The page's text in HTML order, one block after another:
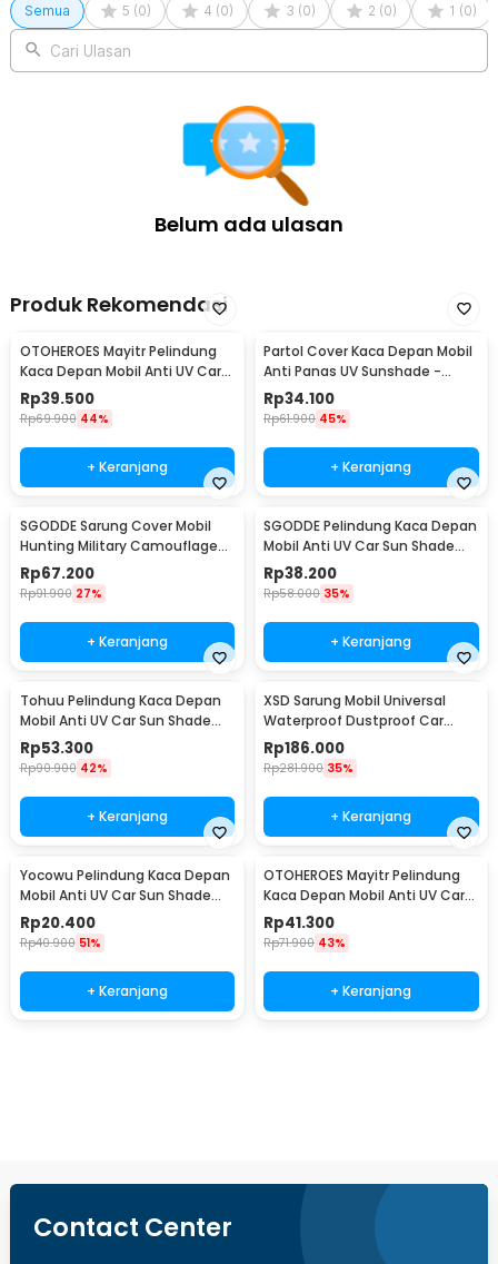
Semua 5 (0) 4 (0) 3 (0) 2 (0) 1 (0)
Cari Ulasan
Belum ada ulasan
Produk Rekomendasi
OTOHEROES Mayitr Pelindung
Kaca Depan Mobil Anti UV Car
Sun Shade 180x100cm - CK150
Rp39.500
Rp69.900 44%
+ Keranjang
Partol Cover Kaca Depan Mobil
Anti Panas UV Sunshade -
CK350
Rp34.100
Rp61.900 45%
+ Keranjang
SGODDE Sarung Cover Mobil
Hunting Military Camouflage
Nets 4x2M - GE211
Rp67.200
Rp91.900 27%
+ Keranjang
SGODDE Pelindung Kaca Depan
Mobil Anti UV Car Sun Shade
208x120cm - CK300
Rp38.200
Rp58.000 35%
+ Keranjang
Tohuu Pelindung Kaca Depan
Mobil Anti UV Car Sun Shade
145x79cm - CK200
Rp53.300
Rp90.900 42%
+ Keranjang
XSD Sarung Mobil Universal
Waterproof Dustproof Car
Cover Double Layer SUV/JEEP
YXL - CT400
Rp186.000
Rp281.900 35%
+ Keranjang
Yocowu Pelindung Kaca Depan
Mobil Anti UV Car Sun Shade
150x70cm - CK250
Rp20.400
Rp40.900 51%
+ Keranjang
OTOHEROES Mayitr Pelindung
Kaca Depan Mobil Anti UV Car
Sun Shade 200x100cm - CK150
Rp41.300
Rp71.900 43%
+ Keranjang
Contact Center